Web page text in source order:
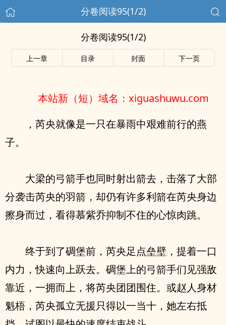
分卷阅读95(1/2)
分卷阅读95(1/2)
上一章 目录 封面 下一页
本站新（短）域名：xiguashuwu.com
，芮央就像是一只在暴雨中艰难前行的燕
子。
大梁的弓箭手也同时射出箭去，击落了大部
分袭击芮央的羽箭，却仍有许多利箭在芮央身边
擦身而过，看得慕紫乔抑制不住的心惊肉跳。
终于到了碉堡前，芮央足点垒壁，提着一口
内力，快速向上跃去。碉堡上的弓箭手们见强敌
靠近，一拥而上，将芮央团团围住。或赵人身材
魁梧，芮央孤立无援只得以一当十，她左右抵